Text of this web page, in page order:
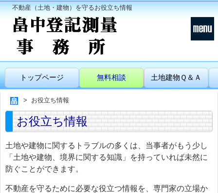
不動産（土地・建物）を守るお役立ち情報
トップページ 無料相談 土地建物Ｑ＆Ａ
お役立ち情報
お役立ち情報
土地や建物に関するトラブルの多くは、当事者がもう少し
「土地や建物、境界に関する知識」を持っていれば未然に
防ぐことができます。
不動産を守るために必要な役立つ情報を、専門家の立場か